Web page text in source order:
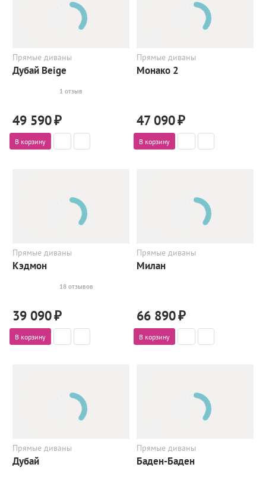
Прямые диваны
Дубай Beige
1 отзыв
49 590₽
В корзину
Прямые диваны
Монако 2
47 090₽
В корзину
Прямые диваны
Кэдмон
18 отзывов
39 090₽
В корзину
Прямые диваны
Милан
66 890₽
В корзину
Прямые диваны
Дубай
Прямые диваны
Баден-Баден